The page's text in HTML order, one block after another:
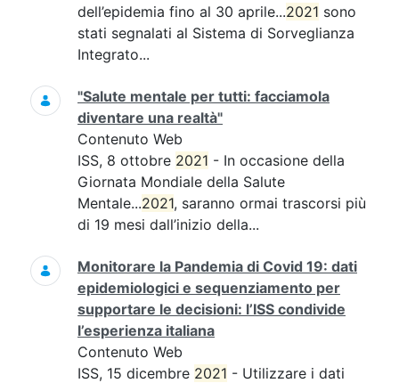
dell’epidemia fino al 30 aprile...2021 sono
stati segnalati al Sistema di Sorveglianza
Integrato...
"Salute mentale per tutti: facciamola
diventare una realtà"
Contenuto Web
ISS, 8 ottobre 2021 - In occasione della
Giornata Mondiale della Salute
Mentale...2021, saranno ormai trascorsi più
di 19 mesi dall’inizio della...
Monitorare la Pandemia di Covid 19: dati
epidemiologici e sequenziamento per
supportare le decisioni: l’ISS condivide
l’esperienza italiana
Contenuto Web
ISS, 15 dicembre 2021 - Utilizzare i dati